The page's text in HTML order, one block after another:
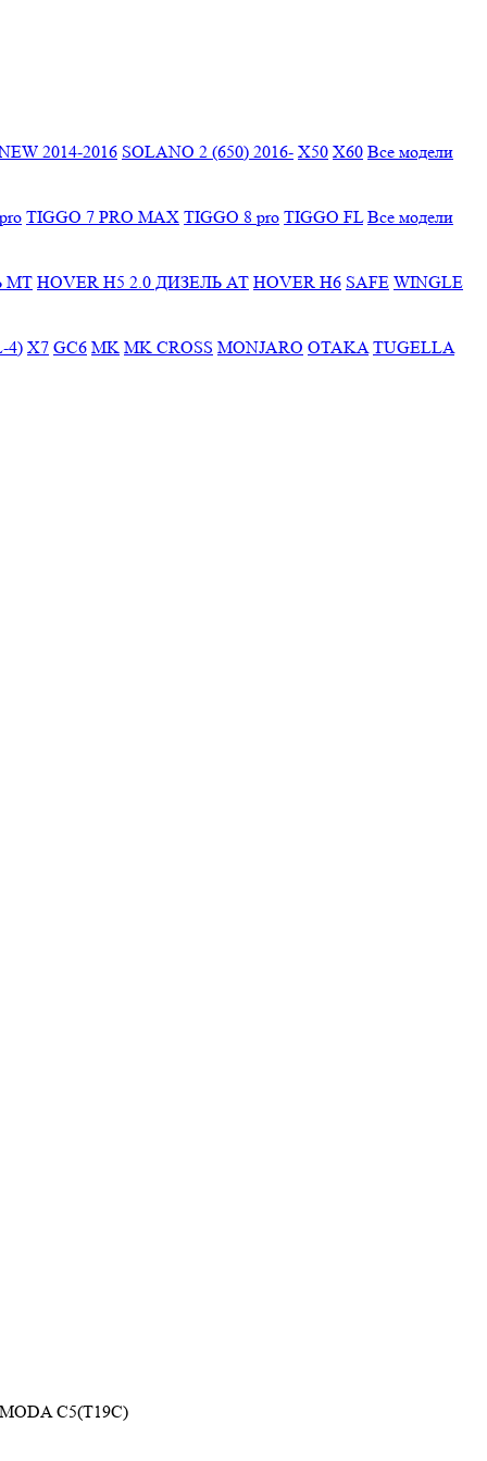
2014-2016 SOLANO 2 (650) 2016- X50 X60 Все модели
TIGGO 7 PRO MAX TIGGO 8 pro TIGGO FL Все модели
МТ HOVER H5 2.0 ДИЗЕЛЬ АТ HOVER H6 SAFE WINGLE
4) X7 GC6 MK MK CROSS MONJARO OTAKA TUGELLA
C5(T19C)